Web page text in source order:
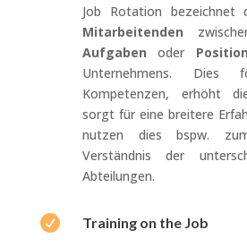
Job Rotation
Mitarbeitenden
Aufgaben oder
Unternehmens. Dies
Kompetenzen, erhöht
sorgt für eine breitere
nutzen dies bspw.
Verständnis der
Abteilungen.

Training on the Job